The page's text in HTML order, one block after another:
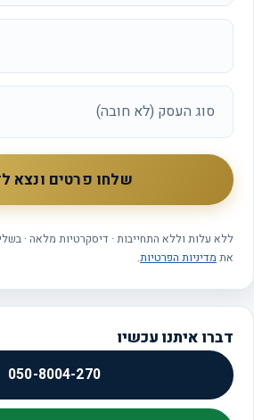
העסק
שלחו פרטים ונצא
ללא עלות וללא התחייבות · דיסקרטיות מלאה ·
אתמדיניות הפרטיות.
דברו איתנו עכשיו
050-8004-270